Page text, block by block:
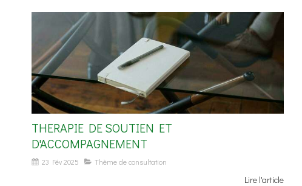
THERAPIE DE SOUTIEN ET
D'ACCOMPAGNEMENT
23 Fév 2025 Thème de consultation
Lire l'article